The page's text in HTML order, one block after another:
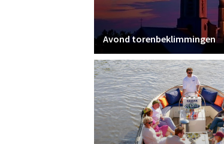
Avond torenbeklimmingen